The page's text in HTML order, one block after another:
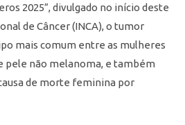
2025”, divulgado no início deste
de Câncer (INCA), o tumor
mais comum entre as mulheres
pele não melanoma, e também
de morte feminina por